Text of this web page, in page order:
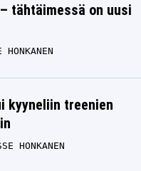
tähtäimessä on uusi
HONKANEN
kyyneliin treenien
HONKANEN